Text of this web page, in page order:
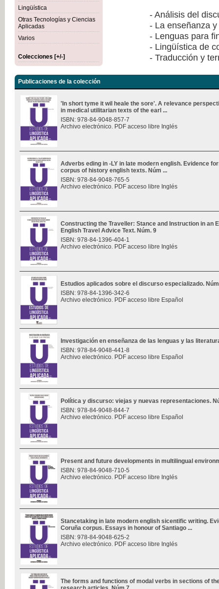
Lingüística
Otras Tecnologías y Ciencias
Aplicadas
Varios
Colecciones [+/-]
- Análisis del
- La enseñanza
- Lenguas para
- Lingüística de
- Traducción y
Publicaciones de la colección
'In short tyme it wil heale the sore'. A relevance
in medical utilitarian texts of the earl ...
ISBN: 978-84-9048-857-7
Archivo electrónico. PDF acceso libre Inglés
Adverbs eding in -LY in late modern english. Evidence
corpus of history english texts. Núm ...
ISBN: 978-84-9048-765-5
Archivo electrónico. PDF acceso libre Inglés
Constructing the Traveller: Stance and Instruction in an
English Travel Advice Text. Núm. 9
ISBN: 978-84-1396-404-1
Archivo electrónico. PDF acceso libre Inglés
Estudios aplicados sobre el discurso especializado.
ISBN: 978-84-1396-342-6
Archivo electrónico. PDF acceso libre Español
Investigación en enseñanza de las lenguas y las
ISBN: 978-84-9048-441-8
Archivo electrónico. PDF acceso libre Español
Política y discurso: viejas y nuevas representaciones.
ISBN: 978-84-9048-844-7
Archivo electrónico. PDF acceso libre Español
Present and future developments in multilingual
ISBN: 978-84-9048-710-5
Archivo electrónico. PDF acceso libre Inglés
Stancetaking in late modern english sicentific writing.
Coruña corpus. Essays in honour of Santiago ...
ISBN: 978-84-9048-625-2
Archivo electrónico. PDF acceso libre Inglés
The forms and functions of modal verbs in sections of